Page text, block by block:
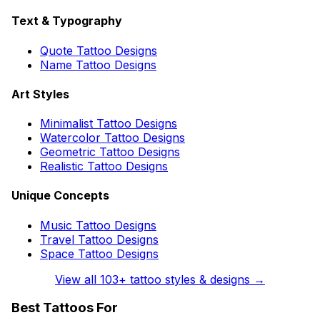
Text & Typography
Quote Tattoo Designs
Name Tattoo Designs
Art Styles
Minimalist Tattoo Designs
Watercolor Tattoo Designs
Geometric Tattoo Designs
Realistic Tattoo Designs
Unique Concepts
Music Tattoo Designs
Travel Tattoo Designs
Space Tattoo Designs
View all 103+ tattoo styles & designs →
Best Tattoos For